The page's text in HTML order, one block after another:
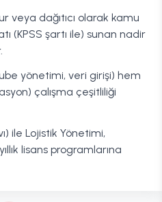
veya dağıtıcı olarak kamu
(KPSS şartı ile) sunan nadir
yönetimi, veri girişi) hem
çalışma çeşitliliği
ile Lojistik Yönetimi,
lisans programlarına